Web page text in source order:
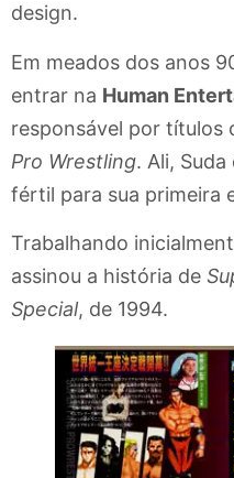
design.
Em meados dos anos
entrar na Human
responsável por títulos
Pro Wrestling. Ali,
fértil para sua primeira
Trabalhando
assinou a história de
Special, de 1994.